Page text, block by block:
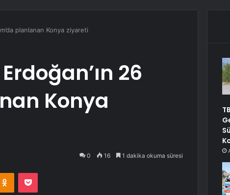
planlanan Konya ziyareti
26
Konya
0 16 1 dakika okuma süresi
Odnoklassniki
Pocket